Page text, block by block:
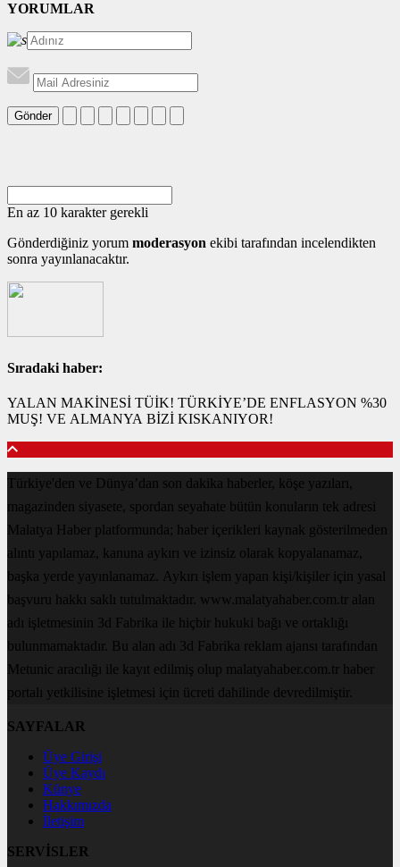
YORUMLAR
Gönder
En az 10 karakter gerekli
Gönderdiğiniz yorum moderasyon ekibi tarafından incelendikten
sonra yayınlanacaktır.
Sıradaki haber:
YALAN MAKİNESİ TÜİK! TÜRKİYE’DE ENFLASYON %30
MUŞ! VE ALMANYA BİZİ KISKANIYOR!
Türkiye'den ve Dünya’dan son dakika haberler, köşe yazıları,
magazinden siyasete, spordan seyahate bütün konuların tek adresi
Malatya Haber platformunda; haber içerikleri kaynak gösterilmeden
alıntı yapılamaz, kanuna aykırı ve izinsiz olarak kopyalanamaz,
başka yerde yayınlanamaz. Aykırı işlem yapan kişi/kişiler için yasal
başvuru hakkı saklı tutulmaktadır. www.malatyahaber.com.tr alan
adı işletmesinin 3d Fabrika ile hiçbir hukuki bağı ve ortaklığı
bulunmamaktadır. Bu alan adı 3d Fabrika reklam ajansı tarafından
Metunic aracılığı ile kayıt edilmiş olup malatyahaber.com.tr haber
portalı yetkilisine işletmesi için ücreti dahilinde devredilmiştir.
SAYFALAR
Üye Girişi
Üye Kaydı
Künye
Hakkımızda
İletişim
SERVİSLER